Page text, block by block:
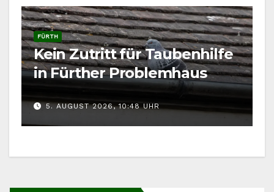
FÜRTH
Kein Zutritt für Taubenhilfe
in Fürther Problemhaus
5. AUGUST 2026, 10:48 UHR